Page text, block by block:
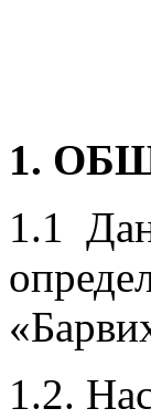
1.
1.1
1.2.